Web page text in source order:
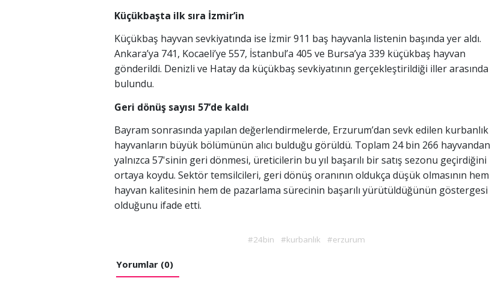
Küçükbaşta ilk sıra İzmir’in
Küçükbaş hayvan sevkiyatında ise İzmir 911 baş hayvanla listenin başında yer aldı.
Ankara’ya 741, Kocaeli’ye 557, İstanbul’a 405 ve Bursa’ya 339 küçükbaş hayvan
gönderildi. Denizli ve Hatay da küçükbaş sevkiyatının gerçekleştirildiği iller arasında
bulundu.
Geri dönüş sayısı 57’de kaldı
Bayram sonrasında yapılan değerlendirmelerde, Erzurum’dan sevk edilen kurbanlık
hayvanların büyük bölümünün alıcı bulduğu görüldü. Toplam 24 bin 266 hayvandan
yalnızca 57'sinin geri dönmesi, üreticilerin bu yıl başarılı bir satış sezonu geçirdiğini
ortaya koydu. Sektör temsilcileri, geri dönüş oranının oldukça düşük olmasının hem
hayvan kalitesinin hem de pazarlama sürecinin başarılı yürütüldüğünün göstergesi
olduğunu ifade etti.
#24bin #kurbanlık #erzurum
Yorumlar (0)